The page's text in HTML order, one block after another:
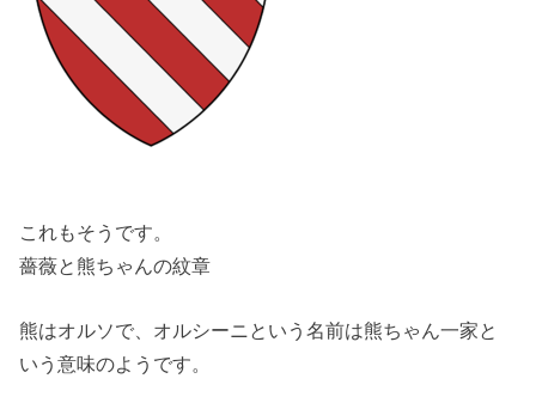
これもそうです。
薔薇と熊ちゃんの紋章
熊はオルソで、オルシーニという名前は熊ちゃん一家と
いう意味のようです。